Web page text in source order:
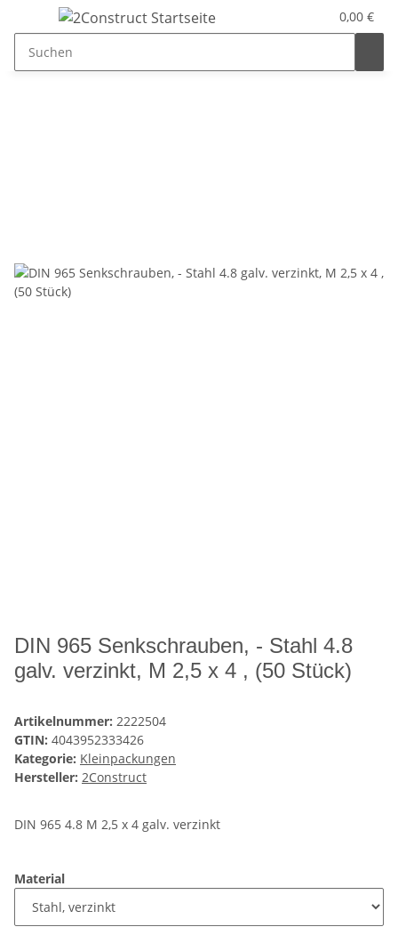
0,00 €
DIN 965 Senkschrauben, - Stahl 4.8
galv. verzinkt, M 2,5 x 4 , (50 Stück)
Artikelnummer: 2222504
GTIN: 4043952333426
Kategorie: Kleinpackungen
Hersteller: 2Construct
DIN 965 4.8 M 2,5 x 4 galv. verzinkt
Material